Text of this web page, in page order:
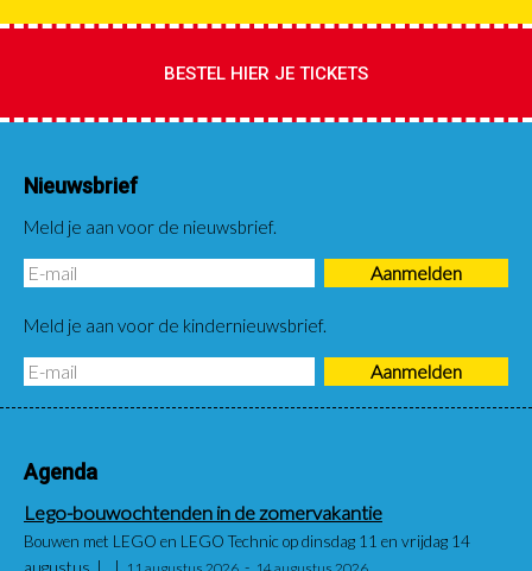
BESTEL HIER JE TICKETS
Nieuwsbrief
Meld je aan voor de nieuwsbrief.
Meld je aan voor de kindernieuwsbrief.
Agenda
Lego-bouwochtenden in de zomervakantie
Bouwen met LEGO en LEGO Technic op dinsdag 11 en vrijdag 14
augustus